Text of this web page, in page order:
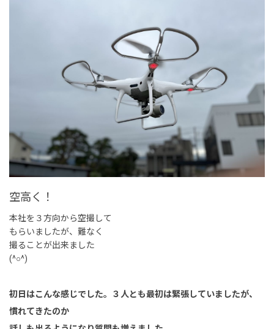
空高く！
本社を３方向から空撮して
もらいましたが、難なく
撮ることが出来ました
(^○^)
初日はこんな感じでした。３人とも最初は緊張していましたが、
慣れてきたのか